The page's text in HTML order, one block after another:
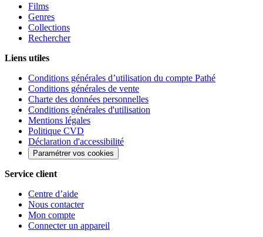
Films
Genres
Collections
Rechercher
Liens utiles
Conditions générales d’utilisation du compte Pathé
Conditions générales de vente
Charte des données personnelles
Conditions générales d'utilisation
Mentions légales
Politique CVD
Déclaration d'accessibilité
Paramétrer vos cookies
Service client
Centre d’aide
Nous contacter
Mon compte
Connecter un appareil